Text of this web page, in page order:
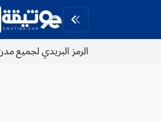
الرمز البريدي لجميع